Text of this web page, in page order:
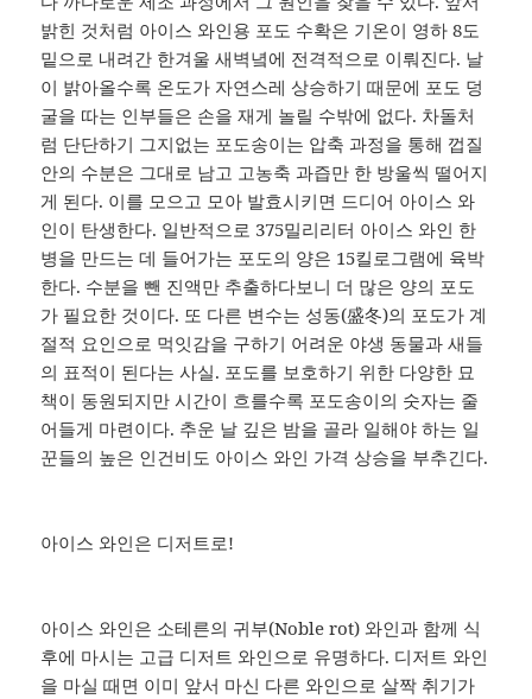
밝힌 것처럼 아이스 와인용 포도 수확은 기온이 영하 8도
밑으로 내려간 한겨울 새벽녘에 전격적으로 이뤄진다. 날
이 밝아올수록 온도가 자연스레 상승하기 때문에 포도 덩
굴을 따는 인부들은 손을 재게 놀릴 수밖에 없다. 차돌처
럼 단단하기 그지없는 포도송이는 압축 과정을 통해 껍질
안의 수분은 그대로 남고 고농축 과즙만 한 방울씩 떨어지
게 된다. 이를 모으고 모아 발효시키면 드디어 아이스 와
인이 탄생한다. 일반적으로 375밀리리터 아이스 와인 한
병을 만드는 데 들어가는 포도의 양은 15킬로그램에 육박
한다. 수분을 뺀 진액만 추출하다보니 더 많은 양의 포도
가 필요한 것이다. 또 다른 변수는 성동(盛冬)의 포도가 계
절적 요인으로 먹잇감을 구하기 어려운 야생 동물과 새들
의 표적이 된다는 사실. 포도를 보호하기 위한 다양한 묘
책이 동원되지만 시간이 흐를수록 포도송이의 숫자는 줄
어들게 마련이다. 추운 날 깊은 밤을 골라 일해야 하는 일
꾼들의 높은 인건비도 아이스 와인 가격 상승을 부추긴다.
아이스 와인은 디저트로!
아이스 와인은 소테른의 귀부(Noble rot) 와인과 함께 식
후에 마시는 고급 디저트 와인으로 유명하다. 디저트 와인
을 마실 때면 이미 앞서 마신 다른 와인으로 살짝 취기가